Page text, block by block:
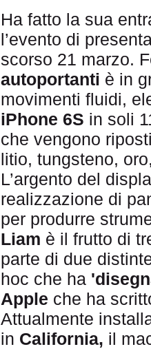
Ha fatto la sua
l’evento di
scorso 21 marzo.
autoportanti è in
movimenti fluidi,
iPhone 6S in soli
che vengono
litio, tungsteno,
L’argento del
realizzazione di
per produrre
Liam è il frutto di
parte di due
hoc che ha
Apple che ha
Attualmente
in California, il